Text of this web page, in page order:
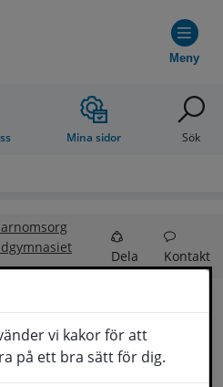
vi kakor för att
på ett bra sätt för dig.
Meny
Mina sidor Sök
Dela Kontakt